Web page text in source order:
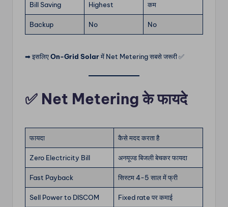
Bill Saving Highest कम
Backup No No
➡ इसलिएOn-Grid Solarमें Net Metering सबसे जरूरी ✅
✅ Net Metering के फायदे
फायदा कैसे मदद करता है
Zero Electricity Bill अनयूज्ड बिजली बेचकर फायदा
Fast Payback सिस्टम 4-5 साल में फ्री
Sell Power to DISCOM Fixed rate पर कमाई